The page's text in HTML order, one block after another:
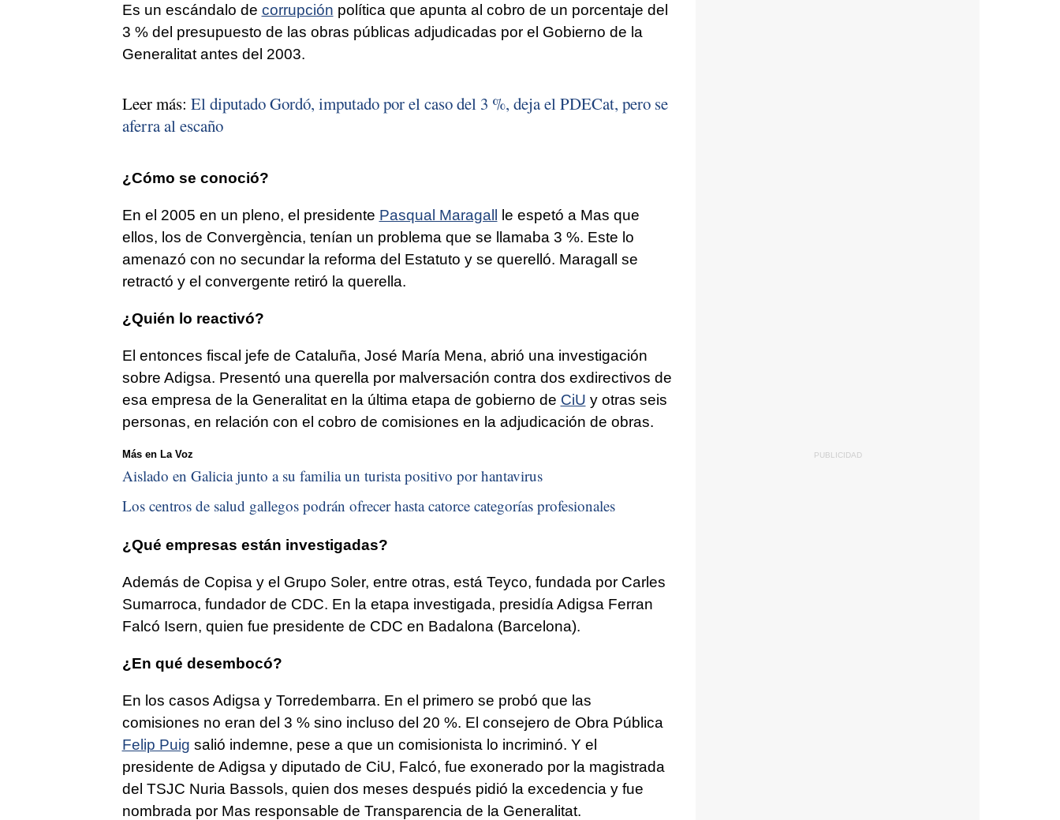
Es un escándalo de corrupción política que apunta al cobro de un porcentaje del
3 % del presupuesto de las obras públicas adjudicadas por el Gobierno de la
Generalitat antes del 2003.
Leer más: El diputado Gordó, imputado por el caso del 3 %, deja el PDECat, pero se
aferra al escaño
¿Cómo se conoció?
En el 2005 en un pleno, el presidente Pasqual Maragall le espetó a Mas que
ellos, los de Convergència, tenían un problema que se llamaba 3 %. Este lo
amenazó con no secundar la reforma del Estatuto y se querelló. Maragall se
retractó y el convergente retiró la querella.
¿Quién lo reactivó?
El entonces fiscal jefe de Cataluña, José María Mena, abrió una investigación
sobre Adigsa. Presentó una querella por malversación contra dos exdirectivos de
esa empresa de la Generalitat en la última etapa de gobierno de CiU y otras seis
personas, en relación con el cobro de comisiones en la adjudicación de obras.
Más en La Voz
Aislado en Galicia junto a su familia un turista positivo por hantavirus
Los centros de salud gallegos podrán ofrecer hasta catorce categorías profesionales
¿Qué empresas están investigadas?
Además de Copisa y el Grupo Soler, entre otras, está Teyco, fundada por Carles
Sumarroca, fundador de CDC. En la etapa investigada, presidía Adigsa Ferran
Falcó Isern, quien fue presidente de CDC en Badalona (Barcelona).
¿En qué desembocó?
En los casos Adigsa y Torredembarra. En el primero se probó que las
comisiones no eran del 3 % sino incluso del 20 %. El consejero de Obra Pública
Felip Puig salió indemne, pese a que un comisionista lo incriminó. Y el
presidente de Adigsa y diputado de CiU, Falcó, fue exonerado por la magistrada
del TSJC Nuria Bassols, quien dos meses después pidió la excedencia y fue
nombrada por Mas responsable de Transparencia de la Generalitat.